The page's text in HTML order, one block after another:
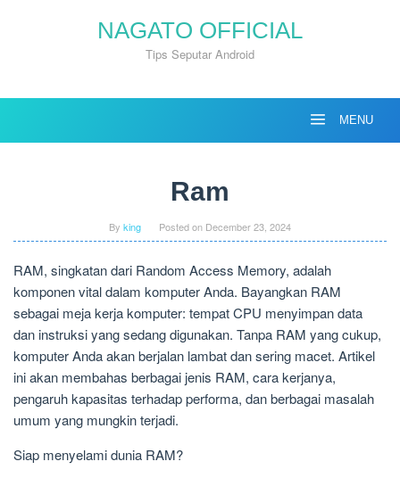
NAGATO OFFICIAL
Tips Seputar Android
MENU
Ram
By king Posted on December 23, 2024
RAM, singkatan dari Random Access Memory, adalah
komponen vital dalam komputer Anda. Bayangkan RAM
sebagai meja kerja komputer: tempat CPU menyimpan data
dan instruksi yang sedang digunakan. Tanpa RAM yang cukup,
komputer Anda akan berjalan lambat dan sering macet. Artikel
ini akan membahas berbagai jenis RAM, cara kerjanya,
pengaruh kapasitas terhadap performa, dan berbagai masalah
umum yang mungkin terjadi.
Siap menyelami dunia RAM?